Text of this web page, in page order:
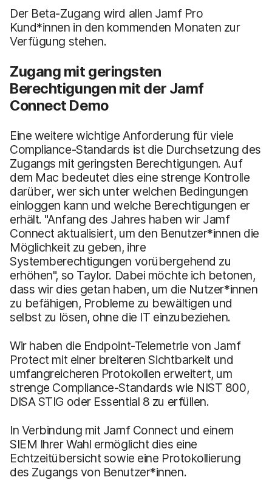
Der Beta-Zugang wird allen Jamf Pro
Kund*innen in den kommenden Monaten zur
Verfügung stehen.
Zugang mit geringsten
Berechtigungen mit der Jamf
Connect Demo
Eine weitere wichtige Anforderung für viele
Compliance-Standards ist die Durchsetzung des
Zugangs mit geringsten Berechtigungen. Auf
dem Mac bedeutet dies eine strenge Kontrolle
darüber, wer sich unter welchen Bedingungen
einloggen kann und welche Berechtigungen er
erhält. "Anfang des Jahres haben wir Jamf
Connect aktualisiert, um den Benutzer*innen die
Möglichkeit zu geben, ihre
Systemberechtigungen vorübergehend zu
erhöhen", so Taylor. Dabei möchte ich betonen,
dass wir dies getan haben, um die Nutzer*innen
zu befähigen, Probleme zu bewältigen und
selbst zu lösen, ohne die IT einzubeziehen.
Wir haben die Endpoint-Telemetrie von Jamf
Protect mit einer breiteren Sichtbarkeit und
umfangreicheren Protokollen erweitert, um
strenge Compliance-Standards wie NIST 800,
DISA STIG oder Essential 8 zu erfüllen.
In Verbindung mit Jamf Connect und einem
SIEM Ihrer Wahl ermöglicht dies eine
Echtzeitübersicht sowie eine Protokollierung
des Zugangs von Benutzer*innen.